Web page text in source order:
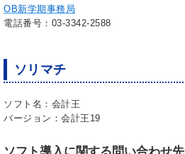
OB新学期事務局
電話番号：03-3342-2588
ソリマチ
ソフト名：会計王
バージョン：会計王19